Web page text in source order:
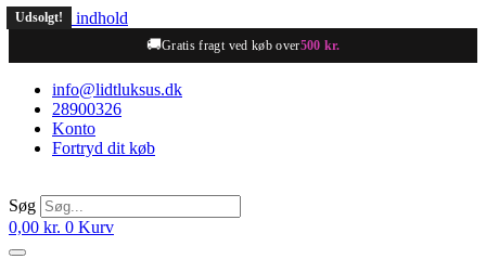
Videre til indhold
🚚Gratis fragt ved køb over500 kr.
info@lidtluksus.dk
28900326
Konto
Fortryd dit køb
Søg
0,00 kr. 0 Kurv
Udsolgt!
Udsolgt!